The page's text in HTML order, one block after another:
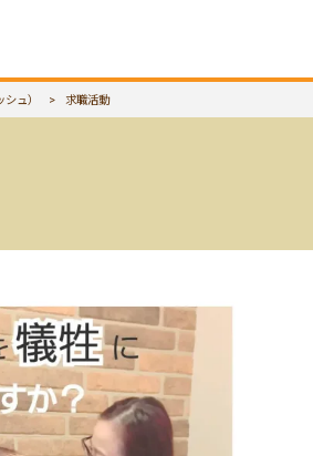
ュ） > 求職活動